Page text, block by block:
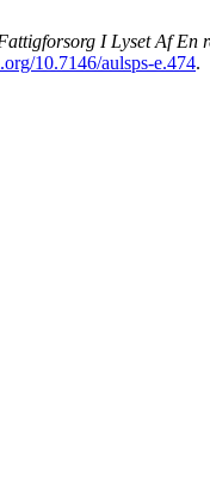
I Lyset Af En
10.7146/aulsps-e.474.